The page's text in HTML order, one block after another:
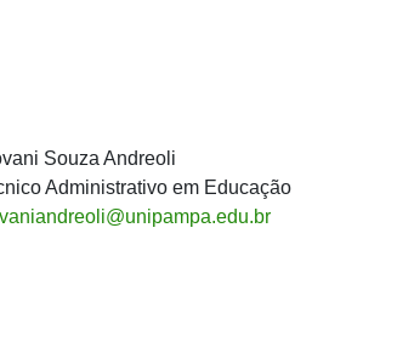
Souza Andreoli
Administrativo em Educação